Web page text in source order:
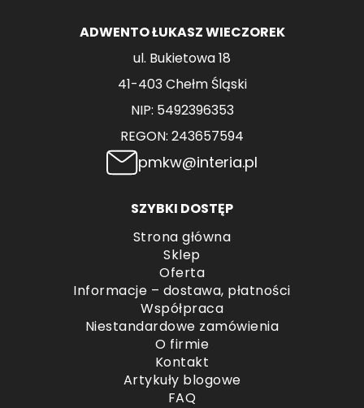
ADWENTO ŁUKASZ WIECZOREK
ul. Bukietowa 18
41-403 Chełm Śląski
NIP: 5492396353
REGON: 243657594
pmkw@interia.pl
SZYBKI DOSTĘP
Strona główna
Sklep
Oferta
Informacje – dostawa, płatności
Współpraca
Niestandardowe zamówienia
O firmie
Kontakt
Artykuły blogowe
FAQ